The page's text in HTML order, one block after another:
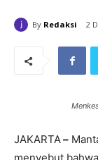
By Redaksi 2
JAKARTA–